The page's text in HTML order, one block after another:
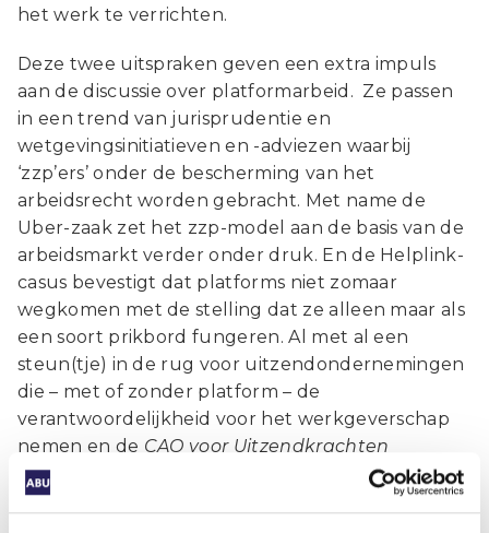
het werk te verrichten.
Deze twee uitspraken geven een extra impuls
aan de discussie over platformarbeid. Ze passen
in een trend van jurisprudentie en
wetgevingsinitiatieven en -adviezen waarbij
‘zzp’ers’ onder de bescherming van het
arbeidsrecht worden gebracht. Met name de
Uber-zaak zet het zzp-model aan de basis van de
arbeidsmarkt verder onder druk. En de Helplink-
casus bevestigt dat platforms niet zomaar
wegkomen met de stelling dat ze alleen maar als
een soort prikbord fungeren. Al met al een
steun(tje) in de rug voor uitzendondernemingen
die – met of zonder platform – de
verantwoordelijkheid voor het werkgeverschap
nemen en de CAO voor Uitzendkrachten
toepassen. Wie de uitzendformule toepast, heeft
immers van de recente jurisprudentie niets te